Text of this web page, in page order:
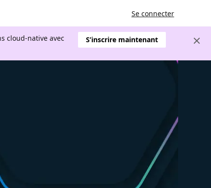
Se connecter
cloud-native avec
S’inscrire maintenant